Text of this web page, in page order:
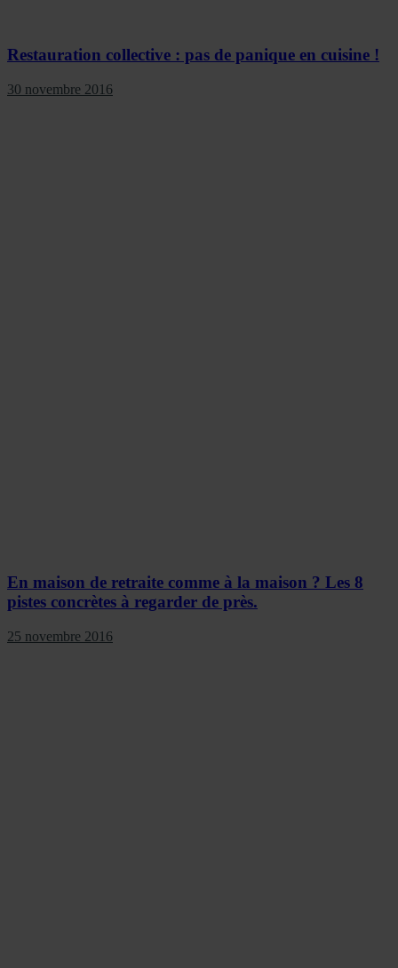
Restauration collective : pas de panique en cuisine !
30 novembre 2016
En maison de retraite comme à la maison ? Les 8
pistes concrètes à regarder de près.
25 novembre 2016